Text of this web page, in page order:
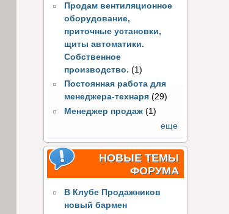
Продам вентиляционное
оборудование,
приточные установки,
щиты автоматики.
Собственное
производство. (1)
Постоянная работа для
менеджера-технаря (29)
Менеджер продаж (1)
еще
НОВЫЕ ТЕМЫ
ФОРУМА
В Клубе Продажников
новый бармен